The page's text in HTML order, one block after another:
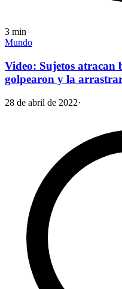
3 min
Mundo
Video: Sujetos atracan
golpearon y la
28 de abril de 2022·